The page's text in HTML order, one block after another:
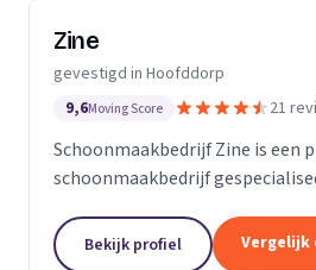
Zine
gevestigd in Hoofddorp
9,6Moving Score 21
Schoonmaakbedrijf Zine is een
schoonmaakbedrijf
2003 zijn wij als
Noord- en...
Bekijk profiel